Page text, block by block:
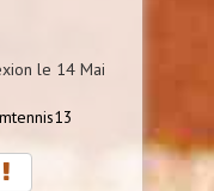
le 14 Mai